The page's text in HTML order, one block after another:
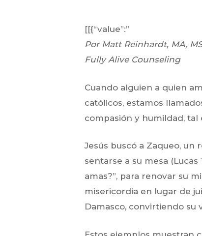
Hit enter to search or ESC to close
[[{“value”:”
Por Matt Reinhardt, MA,
Fully Alive Counseling
Cuando alguien a quien
católicos, estamos
compasión y humildad, tal
Jesús buscó a Zaqueo,
sentarse a su mesa
amas?”, para renovar su
misericordia en lugar de
Damasco, convirtiendo su